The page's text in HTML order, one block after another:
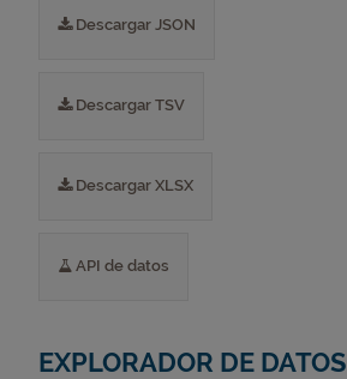
Descargar JSON
Descargar TSV
Descargar XLSX
API de datos
EXPLORADOR DE DATOS